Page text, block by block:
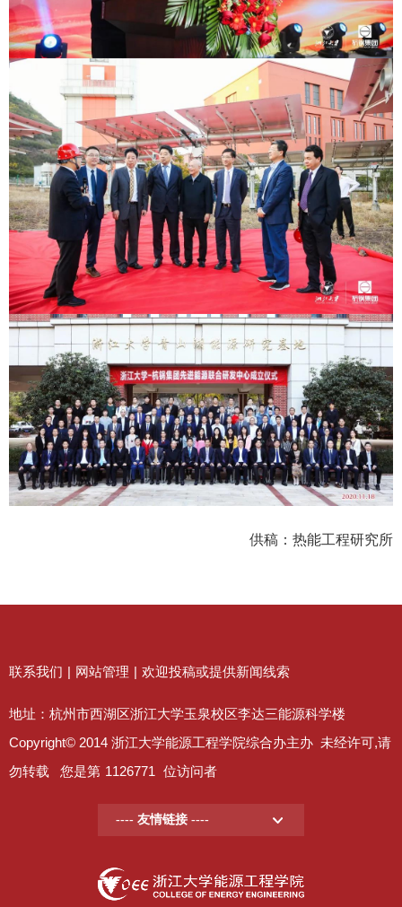
供稿：热能工程研究所
联系我们 网站管理 欢迎投稿或提供新闻线索
地址：杭州市西湖区浙江大学玉泉校区李达三能源科学楼
Copyright© 2014 浙江大学能源工程学院综合办主办 未经许可,请
勿转载 您是第 1126771 位访问者
---- 友情链接 ----